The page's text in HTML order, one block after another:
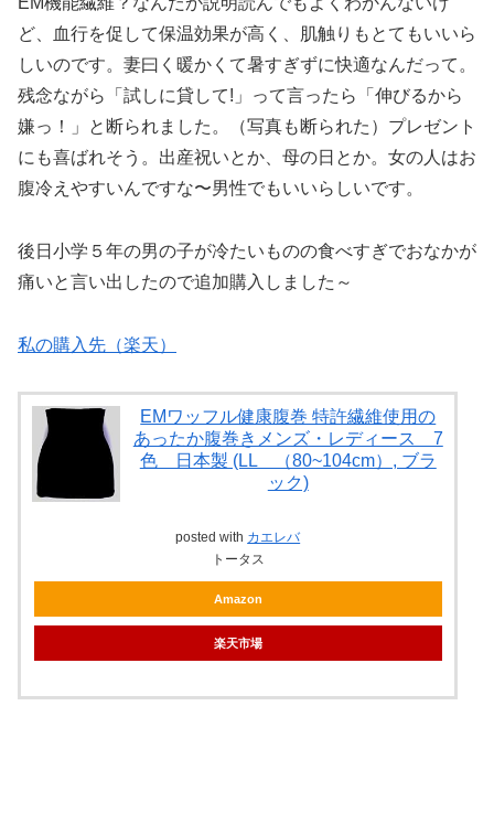
ど、血行を促して保温効果が高く、肌触りもとてもいいら
しいのです。妻曰く暖かくて暑すぎずに快適なんだって。
残念ながら「試しに貸して!」って言ったら「伸びるから
嫌っ！」と断られました。（写真も断られた）プレゼント
にも喜ばれそう。出産祝いとか、母の日とか。女の人はお
腹冷えやすいんですな〜男性でもいいらしいです。
後日小学５年の男の子が冷たいものの食べすぎでおなかが
痛いと言い出したので追加購入しました～
私の購入先（楽天）
EMワッフル健康腹巻 特許繊維使用の
あったか腹巻きメンズ・レディース 7
色 日本製 (LL （80~104cm）, ブラ
ック)
posted with カエレバ
トータス
Amazon
楽天市場